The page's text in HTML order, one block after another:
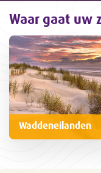
Waar gaat uw
Waddeneilanden